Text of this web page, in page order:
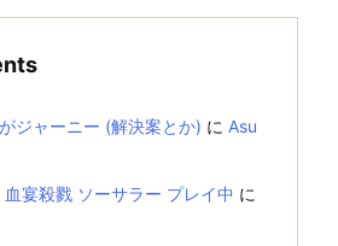
ジャーニー (解決案とか) に Asu
宴殺戮 ソーサラー プレイ中 に